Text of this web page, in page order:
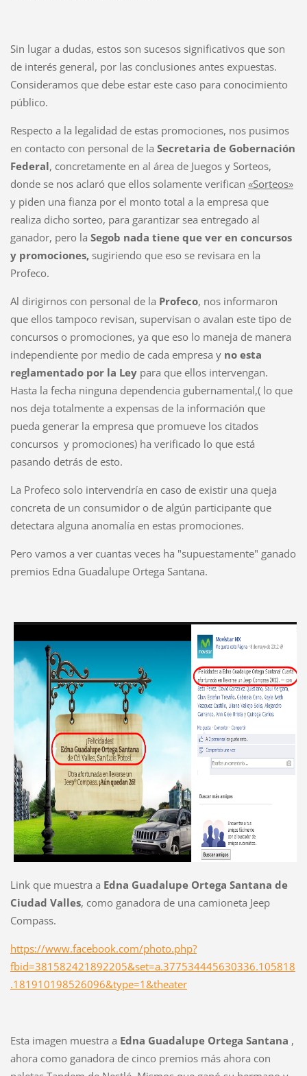
Sin lugar a dudas, estos son sucesos significativos que son
de interés general, por las conclusiones antes expuestas.
Consideramos que debe estar este caso para conocimiento
público.
Respecto a la legalidad de estas promociones, nos pusimos
en contacto con personal de la Secretaria de Gobernación
Federal, concretamente en al área de Juegos y Sorteos,
donde se nos aclaró que ellos solamente verifican «Sorteos»
y piden una fianza por el monto total a la empresa que
realiza dicho sorteo, para garantizar sea entregado al
ganador, pero la Segob nada tiene que ver en concursos
y promociones,sugiriendo que eso se revisara en la
Profeco.
Al dirigirnos con personal de la Profeco, nos informaron
que ellos tampoco revisan, supervisan o avalan este tipo de
concursos o promociones, ya que eso lo maneja de manera
independiente por medio de cada empresa y no esta
reglamentado por la Leypara que ellos intervengan.
Hasta la fecha ninguna dependencia gubernamental,( lo que
nos deja totalmente a expensas de la información que
pueda generar la empresa que promueve los citados
concursos y promociones) ha verificado lo que está
pasando detrás de esto.
La Profeco solo intervendría en caso de existir una queja
concreta de un consumidor o de algún participante que
detectara alguna anomalía en estas promociones.
Pero vamos a ver cuantas veces ha "supuestamente" ganado
premios Edna Guadalupe Ortega Santana.
Link que muestra a Edna Guadalupe Ortega Santana de
Ciudad Valles, como ganadora de una camioneta Jeep
Compass.
https://www.facebook.com/photo.php?
fbid=381582421892205&set=a.377534445630336.105818
.181910198526096&type=1&theater
Esta imagen muestra a Edna Guadalupe Ortega Santana ,
ahora como ganadora de cinco premios más ahora con